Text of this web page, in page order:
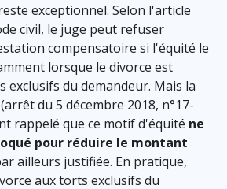
exceptionnel. Selon l'article
civil, le juge peut refuser
compensatoire si l'équité le
lorsque le divorce est
exclusifs du demandeur. Mais la
du 5 décembre 2018, n°17-
rappelé que ce motif d'équité ne
pour réduire le montant
ailleurs justifiée. En pratique,
aux torts exclusifs du